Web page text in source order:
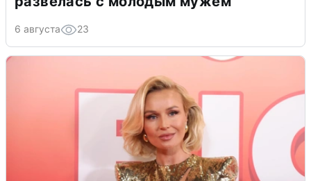
6 августа 23